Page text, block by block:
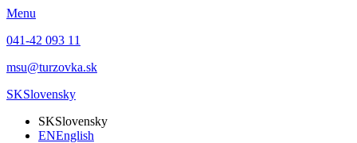
Menu
041-42 093 11
msu@turzovka.sk
SKSlovensky
SKSlovensky
ENEnglish